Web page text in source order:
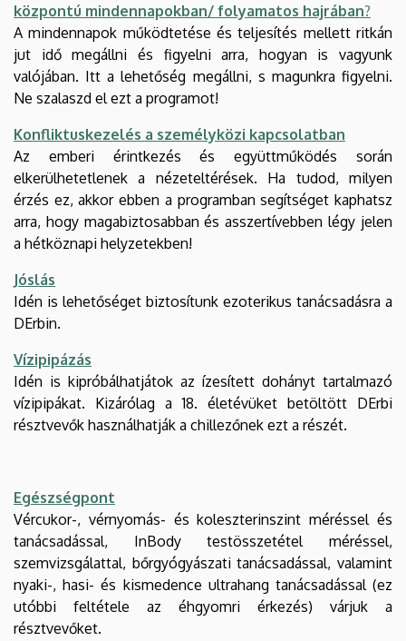
központú mindennapokban/ folyamatos hajrában?
A mindennapok működtetése és teljesítés mellett ritkán
jut idő megállni és figyelni arra, hogyan is vagyunk
valójában. Itt a lehetőség megállni, s magunkra figyelni.
Ne szalaszd el ezt a programot!
Konfliktuskezelés a személyközi kapcsolatban
Az emberi érintkezés és együttműködés során
elkerülhetetlenek a nézeteltérések. Ha tudod, milyen
érzés ez, akkor ebben a programban segítséget kaphatsz
arra, hogy magabiztosabban és asszertívebben légy jelen
a hétköznapi helyzetekben!
Jóslás
Idén is lehetőséget biztosítunk ezoterikus tanácsadásra a
DErbin.
Vízipipázás
Idén is kipróbálhatjátok az ízesített dohányt tartalmazó
vízipipákat. Kizárólag a 18. életévüket betöltött DErbi
résztvevők használhatják a chillezőnek ezt a részét.
Egészségpont
Vércukor-, vérnyomás- és koleszterinszint méréssel és
tanácsadással, InBody testösszetétel méréssel,
szemvizsgálattal, bőrgyógyászati tanácsadással, valamint
nyaki-, hasi- és kismedence ultrahang tanácsadással (ez
utóbbi feltétele az éhgyomri érkezés) várjuk a
résztvevőket.